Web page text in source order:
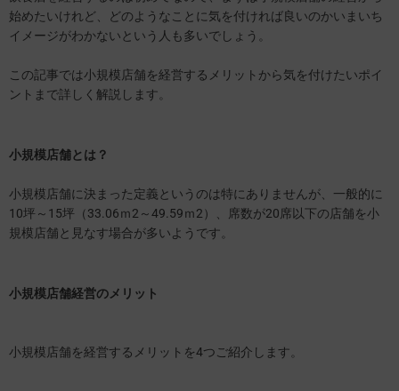
始めたいけれど、どのようなことに気を付ければ良いのかいまいち
イメージがわかないという人も多いでしょう。
この記事では小規模店舗を経営するメリットから気を付けたいポイ
ントまで詳しく解説します。
小規模店舗とは？
小規模店舗に決まった定義というのは特にありませんが、一般的に
10坪～15坪（33.06ｍ2～49.59ｍ2）、席数が20席以下の店舗を小
規模店舗と見なす場合が多いようです。
小規模店舗経営のメリット
小規模店舗を経営するメリットを4つご紹介します。